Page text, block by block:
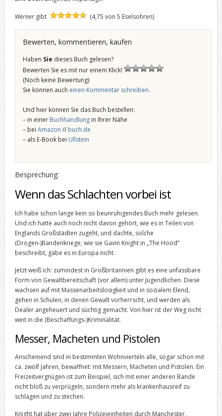
Wernergibt (4,75 von 5 Eselsohren)
Bewerten, kommentieren, kaufen
Haben Sie dieses Buch gelesen?
Bewerten Sie es mit nur einem Klick!
(Noch keine Bewertung)
Sie können auch einen Kommentar schreiben.
Und hier können Sie das Buch bestellen:
– in einer Buchhandlungin Ihrer Nähe
– bei Amazon // buch.de
– als E-Book bei Ullstein
Besprechung:
Wenn das Schlachten vorbei ist
Ich habe schon lange kein so beunruhigendes Buch mehr gelesen.
Und ich hatte auch noch nicht davon gehört, wie es in Teilen von
Englands Großstädten zugeht, und dachte, solche
(Drogen-)Bandenkriege, wie sie Gavin Knight in „The Hood“
beschreibt, gäbe es in Europa nicht.
Jetzt weiß ich: zumindest in Großbritannien gibt es eine unfassbare
Form von Gewaltbereitschaft (vor allem) unter Jugendlichen. Diese
wachsen auf mit Massenarbeitslosigkeit und in sozialem Elend,
gehen in Schulen, in denen Gewalt vorherrscht, und werden als
Dealer angeheuert und süchtig gemacht. Von hier ist der Weg nicht
weit in die (Beschaffungs-)Kriminalität.
Messer, Macheten und Pistolen
Anscheinend sind in bestimmten Wohnvierteln alle, sogar schon mit
ca. zwölf Jahren, bewaffnet: mit Messern, Macheten und Pistolen. Ein
Freizeitvergnügen ist zum Beispiel, sich mit einer anderen Bande
nicht bloß zu verprügeln, sondern mehr als krankenhausreif zu
schlagen und zu stechen.
Knight hat über zwei Jahre Polizeieinheiten durch Manchester,